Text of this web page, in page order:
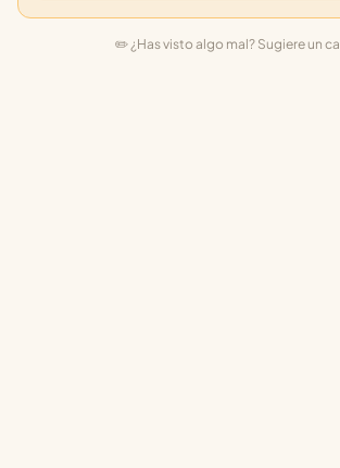
✏️ ¿Has visto algo mal? Sugiere un